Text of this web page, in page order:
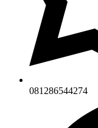
081286544274